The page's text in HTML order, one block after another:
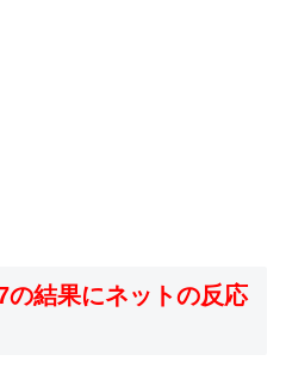
の結果にネットの反応